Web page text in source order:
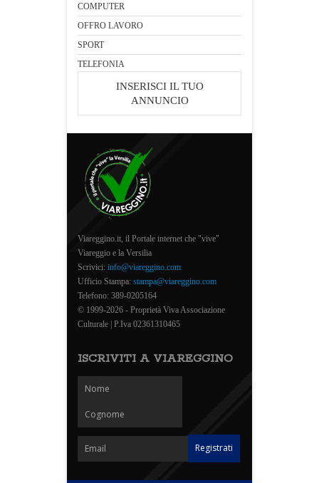
COMPUTER
OFFRO LAVORO
SPORT
TELEFONIA
INSERISCI IL TUO
ANNUNCIO
Viareggino.it, il Portale internet che "vive"
Viareggio e la Versilia
Scrivici: info@viareggino.com
Ufficio Stampa: stampa@viareggino.com
Telefono: 389-0205164
© 1999-2026 - Proprietà Viva Associazione
Culturale | P.Iva 02361310465
ISCRIVITI A VIAREGGINO